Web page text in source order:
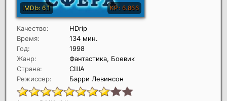
Качество:
HDrip
Время:
134 мин.
Год:
1998
Жанр:
Фантастика, Боевик
Страна:
США
Режиссер:
Барри Левинсон